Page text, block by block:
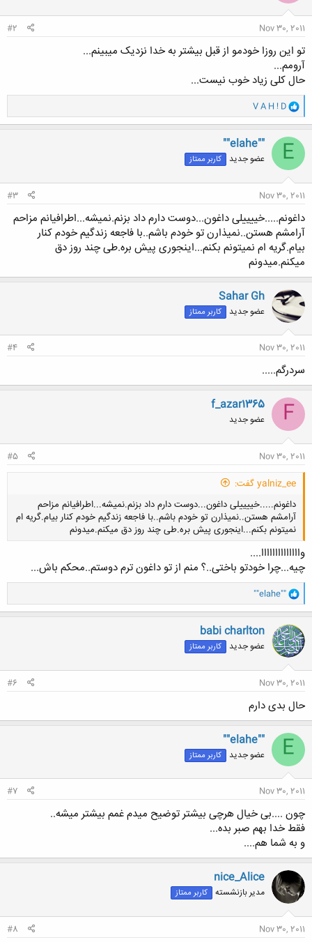
Nov 30, 2011
#2
تو این روزا خودمو از قبل بیشتر به خدا نزدیک میبینم...
آرومم...
حال کلی زیاد خوب نیست...
و
ا
ک
ن
ش
ه
ا
V A H ! D
E
""elahe""
عضو جدید کاربر ممتاز
Nov 30, 2011
#3
داغونم.....خییییلی داغون...دوست دارم داد بزنم.نمیشه...اطرافیانم مزاحم
آرامشم هستن..نمیذارن تو خودم باشم..با فاجعه زندگیم خودم کنار
بیام.گریه ام نمیتونم بکنم...اینجوری پیش بره.طی چند روز دق
میکنم.میدونم
Sahar Gh
عضو جدید کاربر ممتاز
Nov 30, 2011
#4
سردرگم.....
F
f_azar1365
عضو جدید
Nov 30, 2011
#5
yalniz_ee گفت:
داغونم.....خییییلی داغون...دوست دارم داد بزنم.نمیشه...اطرافیانم مزاحم
آرامشم هستن..نمیذارن تو خودم باشم..با فاجعه زندگیم خودم کنار بیام.گریه ام
نمیتونم بکنم...اینجوری پیش بره.طی چند روز دق میکنم.میدونم
واااااااااااااا....
چیه...چرا خودتو باختی..؟ منم از تو داغون ترم دوستم..محکم باش...
و
ا
ک
ن
ش
ه
ا
""elahe""
babi charlton
عضو جدید کاربر ممتاز
Nov 30, 2011
#6
حال بدی دارم
E
""elahe""
عضو جدید کاربر ممتاز
Nov 30, 2011
#7
چون ....بی خیال هرچی بیشتر توضیح میدم غمم بیشتر میشه..
فقط خدا بهم صبر بده...
و به شما هم....
nice_Alice
مدیر بازنشسته کاربر ممتاز
Nov 30, 2011
#8